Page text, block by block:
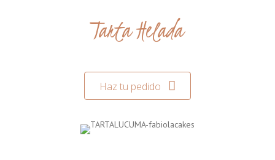
Tarta Helada
Haz tu pedido